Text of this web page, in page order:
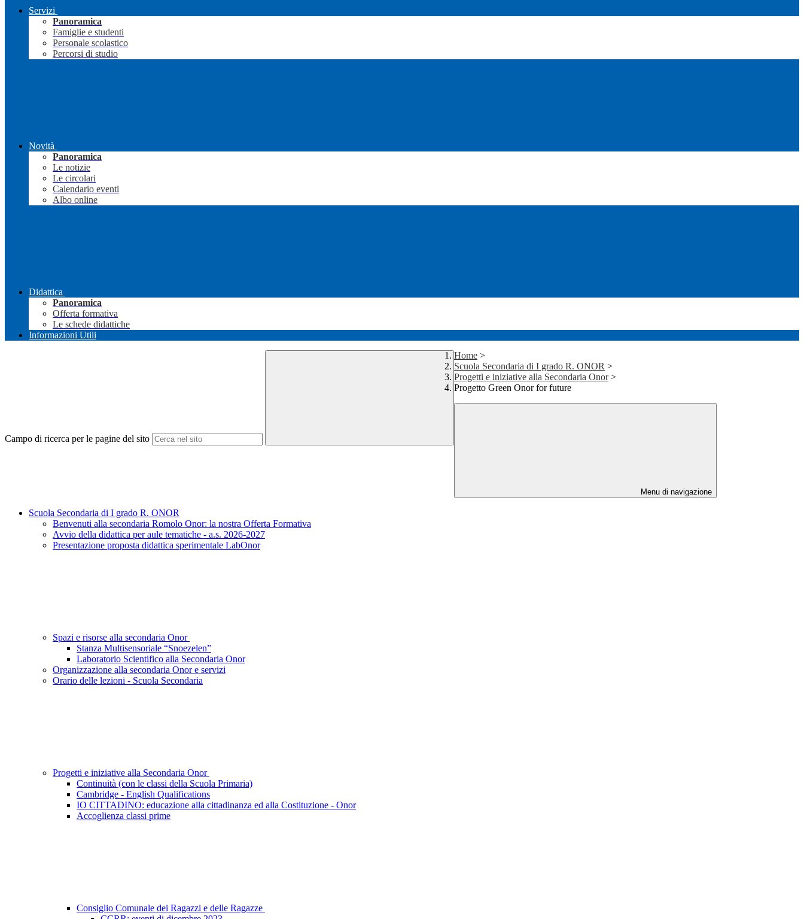
Servizi
Panoramica
Famiglie e studenti
Personale scolastico
Percorsi di studio
Novità
Panoramica
Le notizie
Le circolari
Calendario eventi
Albo online
Didattica
Panoramica
Offerta formativa
Le schede didattiche
Informazioni Utili
Campo di ricerca per le pagine del sito
Home >
Scuola Secondaria di I grado R. ONOR >
Progetti e iniziative alla Secondaria Onor >
Progetto Green Onor for future
Menu di navigazione
Scuola Secondaria di I grado R. ONOR
Benvenuti alla secondaria Romolo Onor: la nostra Offerta Formativa
Avvio della didattica per aule tematiche - a.s. 2026-2027
Presentazione proposta didattica sperimentale LabOnor
Spazi e risorse alla secondaria Onor
Stanza Multisensoriale “Snoezelen”
Laboratorio Scientifico alla Secondaria Onor
Organizzazione alla secondaria Onor e servizi
Orario delle lezioni - Scuola Secondaria
Progetti e iniziative alla Secondaria Onor
Continuità (con le classi della Scuola Primaria)
Cambridge - English Qualifications
IO CITTADINO: educazione alla cittadinanza ed alla Costituzione - Onor
Accoglienza classi prime
Consiglio Comunale dei Ragazzi e delle Ragazze